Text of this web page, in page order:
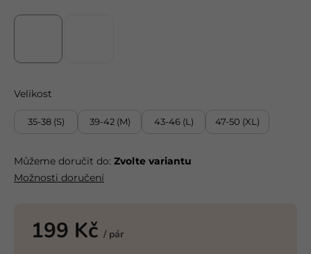
199 Kč / pár
Velikost
35-38 (S) 39-42 (M) 43-46 (L) 47-50 (XL)
Můžeme doručit do: Zvolte variantu
Možnosti doručení